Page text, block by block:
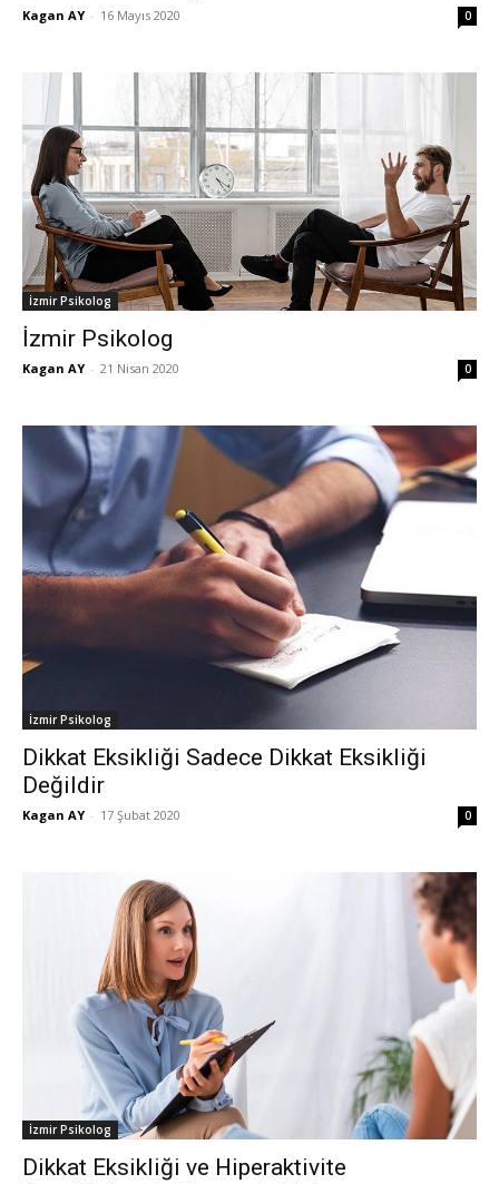
Kagan AY - 16 Mayıs 2020 0
İzmir Psikolog
İzmir Psikolog
Kagan AY - 21 Nisan 2020 0
İzmir Psikolog
Dikkat Eksikliği Sadece Dikkat Eksikliği
Değildir
Kagan AY - 17 Şubat 2020 0
İzmir Psikolog
Dikkat Eksikliği ve Hiperaktivite